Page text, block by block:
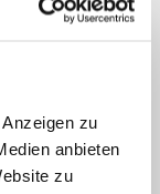
zu
anbieten
zu